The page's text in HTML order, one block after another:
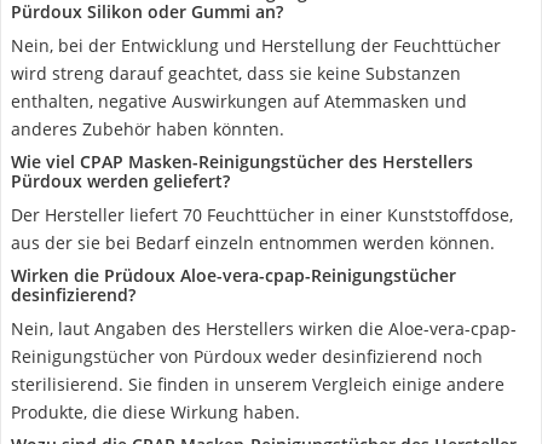
Pürdoux Silikon oder Gummi an?
Nein, bei der Entwicklung und Herstellung der Feuchttücher
wird streng darauf geachtet, dass sie keine Substanzen
enthalten, negative Auswirkungen auf Atemmasken und
anderes Zubehör haben könnten.
Wie viel CPAP Masken-Reinigungstücher des Herstellers
Pürdoux werden geliefert?
Der Hersteller liefert 70 Feuchttücher in einer Kunststoffdose,
aus der sie bei Bedarf einzeln entnommen werden können.
Wirken die Prüdoux Aloe-vera-cpap-Reinigungstücher
desinfizierend?
Nein, laut Angaben des Herstellers wirken die Aloe-vera-cpap-
Reinigungstücher von Pürdoux weder desinfizierend noch
sterilisierend. Sie finden in unserem Vergleich einige andere
Produkte, die diese Wirkung haben.